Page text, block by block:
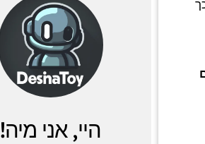
היי, אני מיה!